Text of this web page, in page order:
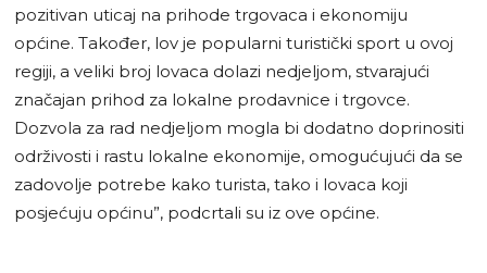
pozitivan uticaj na prihode trgovaca i ekonomiju
općine. Također, lov je popularni turistički sport u ovoj
regiji, a veliki broj lovaca dolazi nedjeljom, stvarajući
značajan prihod za lokalne prodavnice i trgovce.
Dozvola za rad nedjeljom mogla bi dodatno doprinositi
održivosti i rastu lokalne ekonomije, omogućujući da se
zadovolje potrebe kako turista, tako i lovaca koji
posjećuju općinu”, podcrtali su iz ove općine.